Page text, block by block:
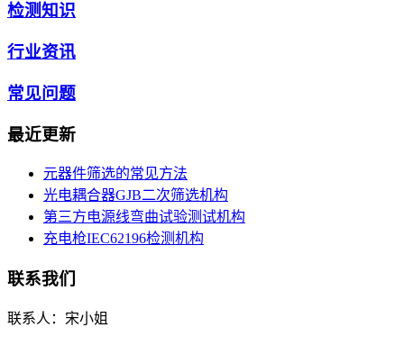
检测知识
行业资讯
常见问题
最近更新
元器件筛选的常见方法
光电耦合器GJB二次筛选机构
第三方电源线弯曲试验测试机构
充电枪IEC62196检测机构
联系我们
联系人：宋小姐